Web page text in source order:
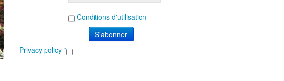
Conditions d'utilisation
Privacy policy *